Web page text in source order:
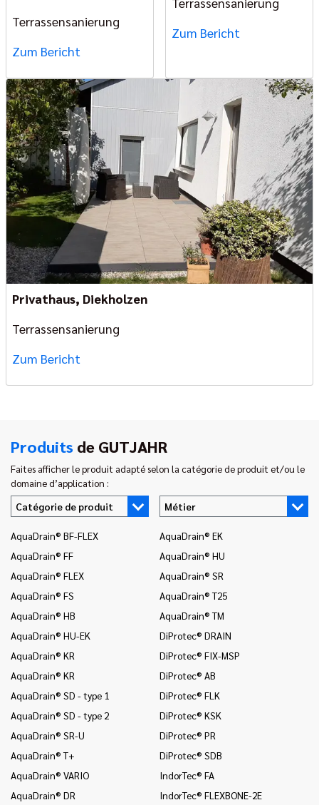
Terrassensanierung
Zum Bericht
Zum Bericht
Privathaus, Diekholzen
Terrassensanierung
Zum Bericht
Produits de GUTJAHR
Faites afficher le produit adapté selon la catégorie de produit et/ou le
domaine d’application :
Catégorie de produit
Métier
AquaDrain® BF-FLEX
AquaDrain® FF
AquaDrain® FLEX
AquaDrain® FS
AquaDrain® HB
AquaDrain® HU-EK
AquaDrain® KR
AquaDrain® KR
AquaDrain® SD - type 1
AquaDrain® SD - type 2
AquaDrain® SR-U
AquaDrain® T+
AquaDrain® VARIO
AquaDrain® DR
AquaDrain® EK
AquaDrain® HU
AquaDrain® SR
AquaDrain® T25
AquaDrain® TM
DiProtec® DRAIN
DiProtec® FIX-MSP
DiProtec® AB
DiProtec® FLK
DiProtec® KSK
DiProtec® PR
DiProtec® SDB
IndorTec® FA
IndorTec® FLEXBONE-2E